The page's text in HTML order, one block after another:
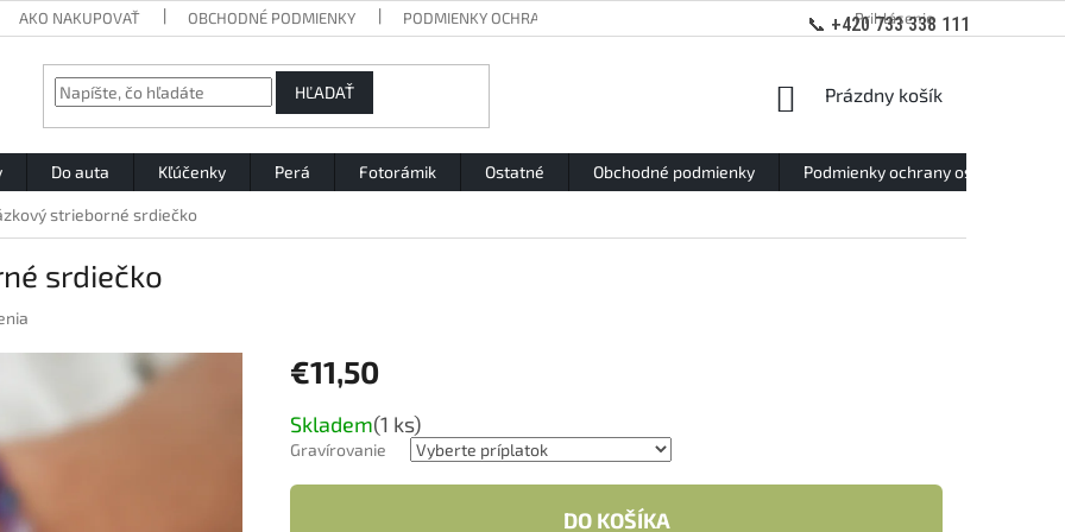
📞 +420 733 338 111
AKO NAKUPOVAŤ OBCHODNÉ PODMIENKY PODMIENKY OCHRANY OSOBNÝCH ÚDAJOV Prihlásenie
HĽADAŤ
NÁKUPNÝ
Prázdny košík
Do auta Kľúčenky Perá Fotorámik Ostatné Obchodné podmienky Podmienky ochrany osobných
strieborné srdiečko
srdiečko
€11,50
Jednotková
cena:
Skladem(1 ks)
Gravírovanie
DO KOŠÍKA